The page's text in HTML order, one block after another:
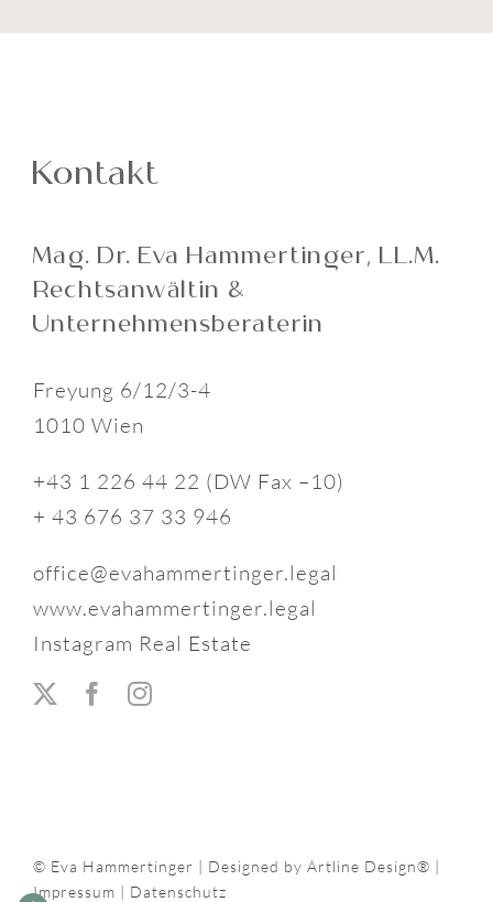
Kontakt
Mag. Dr. Eva Hammertinger‚ LL.M.
Rechtsanwältin &
Unternehmensberaterin
Freyung 6/12/3-4
1010 Wien
+43 1 226 44 22 (DW Fax –10)
+ 43 676 37 33 946
office@evahammertinger.legal
www.evahammertinger.legal
Instagram Real Estate
© Eva Hammertinger | Designed by Artline Design® |
Impressum | Datenschutz